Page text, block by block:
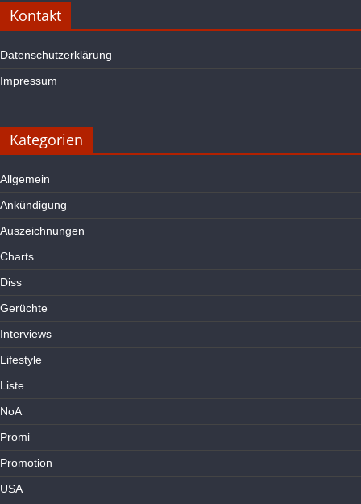
Kontakt
Datenschutzerklärung
Impressum
Kategorien
Allgemein
Ankündigung
Auszeichnungen
Charts
Diss
Gerüchte
Interviews
Lifestyle
Liste
NoA
Promi
Promotion
USA